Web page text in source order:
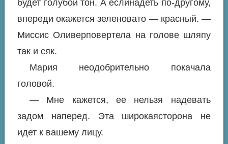
будет голубой тон. А еслинадеть по-другому,
впереди окажется зеленовато — красный. —
Миссис Оливерповертела на голове шляпу
так и сяк.
Мария неодобрительно покачала
головой.
— Мне кажется, ее нельзя надевать
задом наперед. Эта широкаясторона не
идет к вашему лицу.